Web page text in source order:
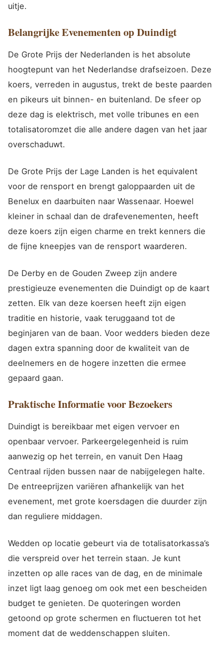
uitje.
Belangrijke Evenementen op Duindigt
De Grote Prijs der Nederlanden is het absolute
hoogtepunt van het Nederlandse drafseizoen. Deze
koers, verreden in augustus, trekt de beste paarden
en pikeurs uit binnen- en buitenland. De sfeer op
deze dag is elektrisch, met volle tribunes en een
totalisatoromzet die alle andere dagen van het jaar
overschaduwt.
De Grote Prijs der Lage Landen is het equivalent
voor de rensport en brengt galoppaarden uit de
Benelux en daarbuiten naar Wassenaar. Hoewel
kleiner in schaal dan de drafevenementen, heeft
deze koers zijn eigen charme en trekt kenners die
de fijne kneepjes van de rensport waarderen.
De Derby en de Gouden Zweep zijn andere
prestigieuze evenementen die Duindigt op de kaart
zetten. Elk van deze koersen heeft zijn eigen
traditie en historie, vaak teruggaand tot de
beginjaren van de baan. Voor wedders bieden deze
dagen extra spanning door de kwaliteit van de
deelnemers en de hogere inzetten die ermee
gepaard gaan.
Praktische Informatie voor Bezoekers
Duindigt is bereikbaar met eigen vervoer en
openbaar vervoer. Parkeergelegenheid is ruim
aanwezig op het terrein, en vanuit Den Haag
Centraal rijden bussen naar de nabijgelegen halte.
De entreeprijzen variëren afhankelijk van het
evenement, met grote koersdagen die duurder zijn
dan reguliere middagen.
Wedden op locatie gebeurt via de totalisatorkassa’s
die verspreid over het terrein staan. Je kunt
inzetten op alle races van de dag, en de minimale
inzet ligt laag genoeg om ook met een bescheiden
budget te genieten. De quoteringen worden
getoond op grote schermen en fluctueren tot het
moment dat de weddenschappen sluiten.